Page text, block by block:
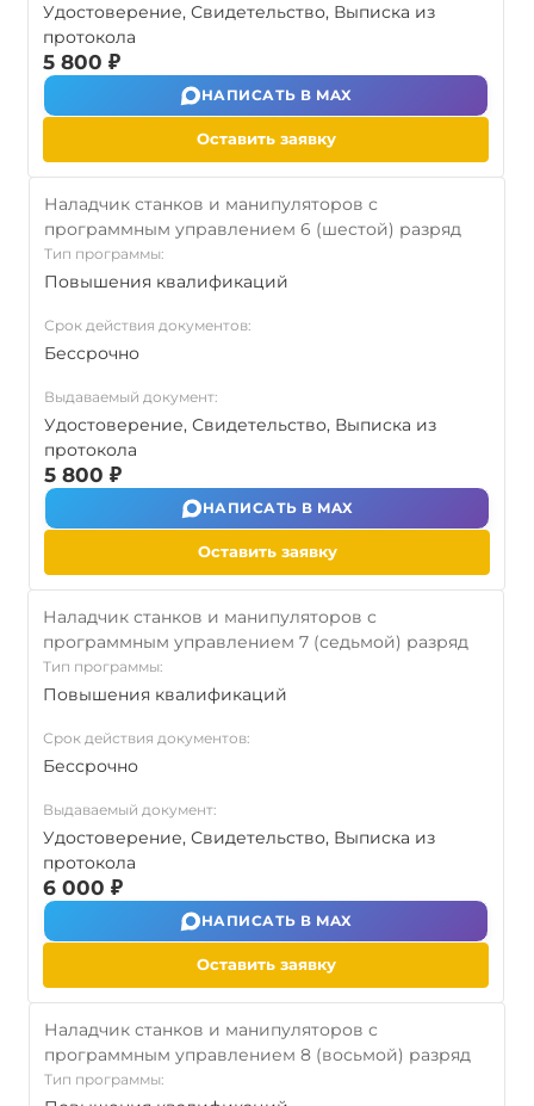
Удостоверение, Свидетельство, Выписка из
протокола
5 800 ₽
НАПИСАТЬ В MAX
Оставить заявку
Наладчик станков и манипуляторов с
программным управлением 6 (шестой) разряд
Тип программы:
Повышения квалификаций
Срок действия документов:
Бессрочно
Выдаваемый документ:
Удостоверение, Свидетельство, Выписка из
протокола
5 800 ₽
НАПИСАТЬ В MAX
Оставить заявку
Наладчик станков и манипуляторов с
программным управлением 7 (седьмой) разряд
Тип программы:
Повышения квалификаций
Срок действия документов:
Бессрочно
Выдаваемый документ:
Удостоверение, Свидетельство, Выписка из
протокола
6 000 ₽
НАПИСАТЬ В MAX
Оставить заявку
Наладчик станков и манипуляторов с
программным управлением 8 (восьмой) разряд
Тип программы: